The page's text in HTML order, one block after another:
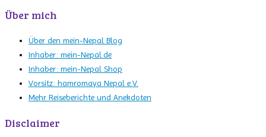
Über mich
Über den mein-Nepal Blog
Inhaber: mein-Nepal.de
Inhaber: mein-Nepal Shop
Vorsitz: hamromaya Nepal e.V.
Mehr Reiseberichte und Anekdoten
Disclaimer